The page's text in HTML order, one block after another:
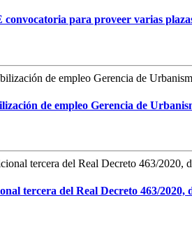
convocatoria para proveer varias
de empleo Gerencia de
tercera del Real Decreto 463/2020,